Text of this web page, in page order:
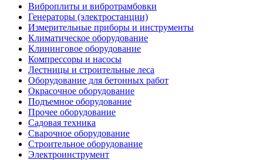
Виброплиты и вибротрамбовки
Генераторы (электростанции)
Измерительные приборы и инструменты
Климатическое оборудование
Клининговое оборудование
Компрессоры и насосы
Лестницы и строительные леса
Оборудование для бетонных работ
Окрасочное оборудование
Подъемное оборудование
Прочее оборудование
Садовая техника
Сварочное оборудование
Строительное оборудование
Электроинструмент